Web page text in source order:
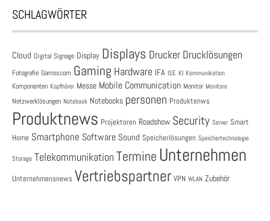
SCHLAGWÖRTER
Cloud Digital Signage Display Displays Drucker Drucklösungen
Fotografie Gamescom Gaming Hardware IFA ISE KI Kommunikation
Komponenten Kopfhörer Messe Mobile Communication Monitor Monitore
Netzwerklösungen Notebook Notebooks personen Produktenws
Produktnews Projektoren Roadshow Security Server Smart
Home Smartphone Software Sound Speicherlösungen Speichertechnologie
Storage Telekommunikation Termine Unternehmen
Unternehmensnews Vertriebspartner VPN WLAN Zubehör